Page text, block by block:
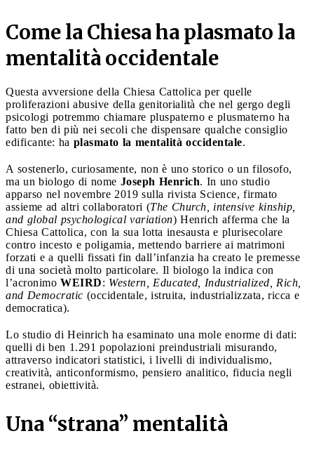
Come la Chiesa ha plasmato la
mentalità occidentale
Questa avversione della Chiesa Cattolica per quelle
proliferazioni abusive della genitorialità che nel gergo degli
psicologi potremmo chiamare pluspaterno e plusmaterno ha
fatto ben di più nei secoli che dispensare qualche consiglio
edificante: ha plasmato la mentalità occidentale.
A sostenerlo, curiosamente, non è uno storico o un filosofo,
ma un biologo di nome Joseph Henrich. In uno studio
apparso nel novembre 2019 sulla rivista Science, firmato
assieme ad altri collaboratori (The Church, intensive kinship,
and global psychological variation) Henrich afferma che la
Chiesa Cattolica, con la sua lotta inesausta e plurisecolare
contro incesto e poligamia, mettendo barriere ai matrimoni
forzati e a quelli fissati fin dall’infanzia ha creato le premesse
di una società molto particolare. Il biologo la indica con
l’acronimo WEIRD: Western, Educated, Industrialized, Rich,
and Democratic (occidentale, istruita, industrializzata, ricca e
democratica).
Lo studio di Heinrich ha esaminato una mole enorme di dati:
quelli di ben 1.291 popolazioni preindustriali misurando,
attraverso indicatori statistici, i livelli di individualismo,
creatività, anticonformismo, pensiero analitico, fiducia negli
estranei, obiettività.
Una “strana” mentalità